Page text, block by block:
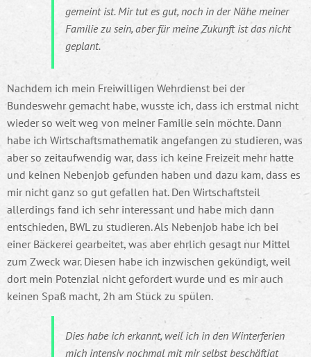
gemeint ist. Mir tut es gut, noch in der Nähe meiner
Familie zu sein, aber für meine Zukunft ist das nicht
geplant.
Nachdem ich mein Freiwilligen Wehrdienst bei der
Bundeswehr gemacht habe, wusste ich, dass ich erstmal nicht
wieder so weit weg von meiner Familie sein möchte. Dann
habe ich Wirtschaftsmathematik angefangen zu studieren, was
aber so zeitaufwendig war, dass ich keine Freizeit mehr hatte
und keinen Nebenjob gefunden haben und dazu kam, dass es
mir nicht ganz so gut gefallen hat. Den Wirtschaftsteil
allerdings fand ich sehr interessant und habe mich dann
entschieden, BWL zu studieren. Als Nebenjob habe ich bei
einer Bäckerei gearbeitet, was aber ehrlich gesagt nur Mittel
zum Zweck war. Diesen habe ich inzwischen gekündigt, weil
dort mein Potenzial nicht gefordert wurde und es mir auch
keinen Spaß macht, 2h am Stück zu spülen.
Dies habe ich erkannt, weil ich in den Winterferien
mich intensiv nochmal mit mir selbst beschäftigt